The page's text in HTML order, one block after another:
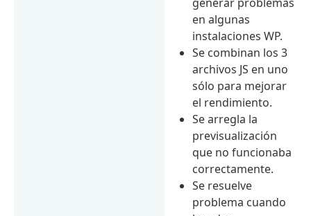
en algunas
instalaciones WP.
Se combinan los 3
archivos JS en uno
sólo para mejorar
el rendimiento.
Se arregla la
previsualización
que no funcionaba
correctamente.
Se resuelve
problema cuando